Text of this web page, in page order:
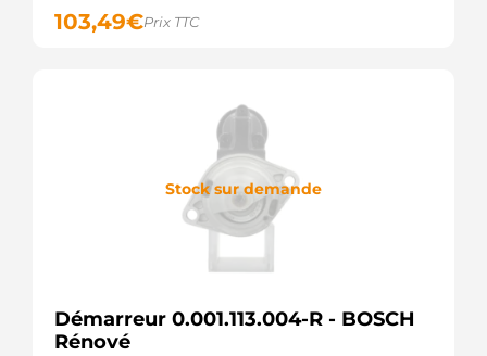
103,49€Prix TTC
Stock sur demande
Démarreur 0.001.113.004-R - BOSCH
Rénové